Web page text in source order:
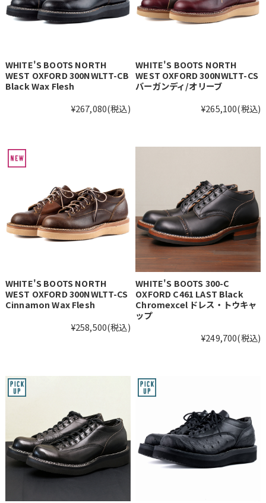
WHITE'S BOOTS NORTH
WEST OXFORD 300NWLTT-CB
Black Wax Flesh
¥267,080(税込)
WHITE'S BOOTS NORTH
WEST OXFORD 300NWLTT-CS
バーガンディ/オリーブ
¥265,100(税込)
WHITE'S BOOTS NORTH
WEST OXFORD 300NWLTT-CS
Cinnamon Wax Flesh
¥258,500(税込)
WHITE'S BOOTS 300-C
OXFORD C461 LAST Black
Chromexcel ドレス・トウキャ
ップ
¥249,700(税込)